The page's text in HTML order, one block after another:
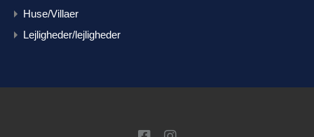
Huse/Villaer
Lejligheder/lejligheder